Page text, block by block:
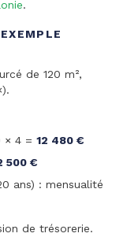
.
de 120 m²,
× 4 = 12 480 €
500 €
ans) : mensualité
de trésorerie.